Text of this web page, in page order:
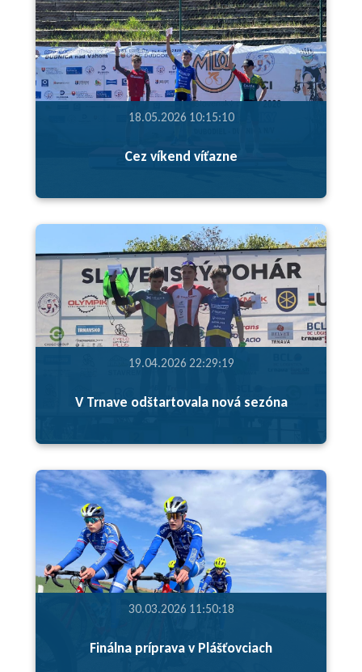
18.05.2026 10:15:10
Cez víkend víťazne
19.04.2026 22:29:19
V Trnave odštartovala nová sezóna
30.03.2026 11:50:18
Finálna príprava v Plášťovciach